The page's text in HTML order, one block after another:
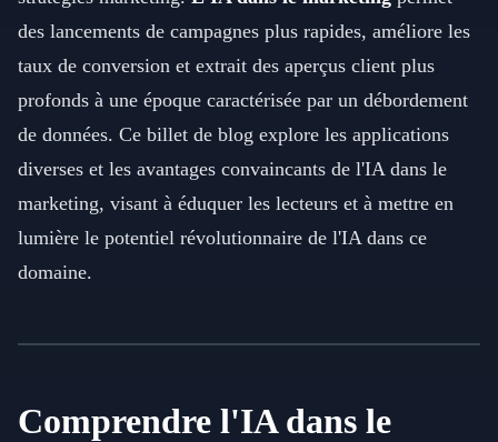
des lancements de campagnes plus rapides, améliore les
taux de conversion et extrait des aperçus client plus
profonds à une époque caractérisée par un débordement
de données. Ce billet de blog explore les applications
diverses et les avantages convaincants de l'IA dans le
marketing, visant à éduquer les lecteurs et à mettre en
lumière le potentiel révolutionnaire de l'IA dans ce
domaine.
Comprendre l'IA dans le